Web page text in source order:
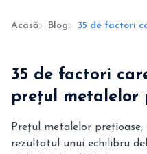
Acasă Blog 35 de factori
35 de factori
prețul metalelor
Prețul metalelor
rezultatul unui echilibru